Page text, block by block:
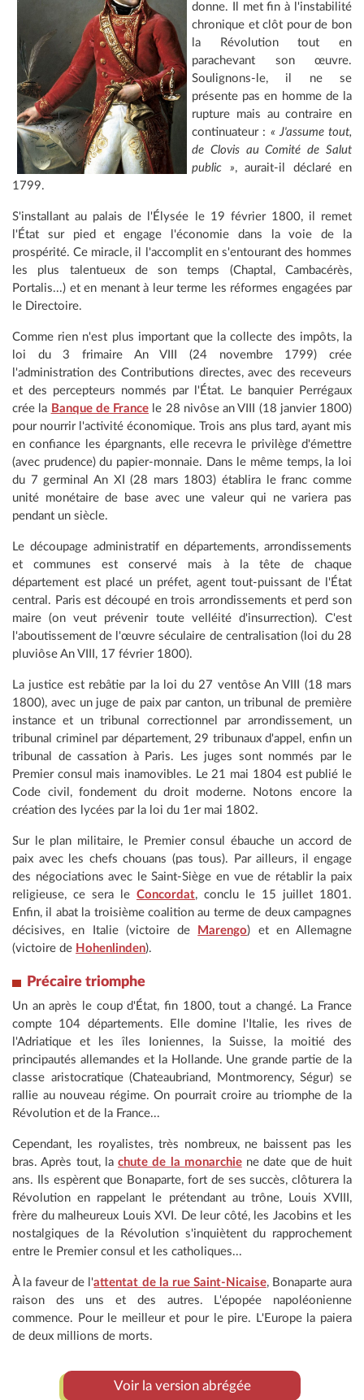
donne. Il met fin à l'instabilité
chronique et clôt pour de bon
la Révolution tout en
parachevant son œuvre.
Soulignons-le, il ne se
présente pas en homme de la
rupture mais au contraire en
continuateur : « J'assume tout,
de Clovis au Comité de Salut
public », aurait-il déclaré en
1799.
S'installant au palais de l'Élysée le 19 février 1800, il remet
l'État sur pied et engage l'économie dans la voie de la
prospérité. Ce miracle, il l'accomplit en s'entourant des hommes
les plus talentueux de son temps (Chaptal, Cambacérès,
Portalis...) et en menant à leur terme les réformes engagées par
le Directoire.
Comme rien n'est plus important que la collecte des impôts, la
loi du 3 frimaire An VIII (24 novembre 1799) crée
l'administration des Contributions directes, avec des receveurs
et des percepteurs nommés par l'État. Le banquier Perrégaux
crée la Banque de France le 28 nivôse an VIII (18 janvier 1800)
pour nourrir l'activité économique. Trois ans plus tard, ayant mis
en confiance les épargnants, elle recevra le privilège d'émettre
(avec prudence) du papier-monnaie. Dans le même temps, la loi
du 7 germinal An XI (28 mars 1803) établira le franc comme
unité monétaire de base avec une valeur qui ne variera pas
pendant un siècle.
Le découpage administratif en départements, arrondissements
et communes est conservé mais à la tête de chaque
département est placé un préfet, agent tout-puissant de l'État
central. Paris est découpé en trois arrondissements et perd son
maire (on veut prévenir toute velléité d'insurrection). C'est
l'aboutissement de l'œuvre séculaire de centralisation (loi du 28
pluviôse An VIII, 17 février 1800).
La justice est rebâtie par la loi du 27 ventôse An VIII (18 mars
1800), avec un juge de paix par canton, un tribunal de première
instance et un tribunal correctionnel par arrondissement, un
tribunal criminel par département, 29 tribunaux d'appel, enfin un
tribunal de cassation à Paris. Les juges sont nommés par le
Premier consul mais inamovibles. Le 21 mai 1804 est publié le
Code civil, fondement du droit moderne. Notons encore la
création des lycées par la loi du 1er mai 1802.
Sur le plan militaire, le Premier consul ébauche un accord de
paix avec les chefs chouans (pas tous). Par ailleurs, il engage
des négociations avec le Saint-Siège en vue de rétablir la paix
religieuse, ce sera le Concordat, conclu le 15 juillet 1801.
Enfin, il abat la troisième coalition au terme de deux campagnes
décisives, en Italie (victoire de
Marengo) et en Allemagne
(victoire de Hohenlinden).
Précaire triomphe
Un an après le coup d'État, fin 1800, tout a changé. La France
compte 104 départements. Elle domine l'Italie, les rives de
l'Adriatique et les îles Ioniennes, la Suisse, la moitié des
principautés allemandes et la Hollande. Une grande partie de la
classe aristocratique (Chateaubriand, Montmorency, Ségur) se
rallie au nouveau régime. On pourrait croire au triomphe de la
Révolution et de la France...
Cependant, les royalistes, très nombreux, ne baissent pas les
bras. Après tout, la chute de la monarchiene date que de huit
ans. Ils espèrent que Bonaparte, fort de ses succès, clôturera la
Révolution en rappelant le prétendant au trône, Louis XVIII,
frère du malheureux Louis XVI. De leur côté, les Jacobins et les
nostalgiques de la Révolution s'inquiètent du rapprochement
entre le Premier consul et les catholiques...
À la faveur de l'attentat de la rue Saint-Nicaise, Bonaparte aura
raison des uns et des autres. L'épopée napoléonienne
commence. Pour le meilleur et pour le pire. L'Europe la paiera
de deux millions de morts.
Voir la version abrégée